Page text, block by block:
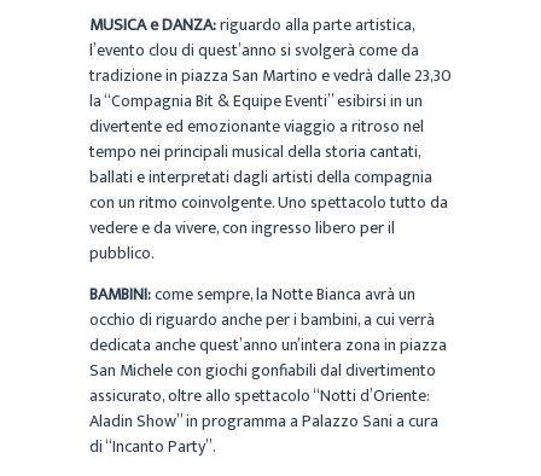
MUSICA e DANZA:riguardo alla parte artistica,
l’evento clou di quest’anno si svolgerà come da
tradizione in piazza San Martino e vedrà dalle 23,30
la “Compagnia Bit & Equipe Eventi” esibirsi in un
divertente ed emozionante viaggio a ritroso nel
tempo nei principali musical della storia cantati,
ballati e interpretati dagli artisti della compagnia
con un ritmo coinvolgente. Uno spettacolo tutto da
vedere e da vivere, con ingresso libero per il
pubblico.
BAMBINI:come sempre, la Notte Bianca avrà un
occhio di riguardo anche per i bambini, a cui verrà
dedicata anche quest’anno un’intera zona in piazza
San Michele con giochi gonfiabili dal divertimento
assicurato, oltre allo spettacolo “Notti d’Oriente:
Aladin Show” in programma a Palazzo Sani a cura
di “Incanto Party”.